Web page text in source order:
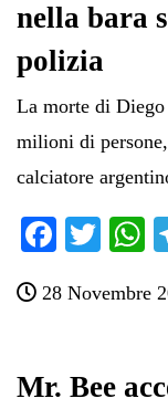
nella bara
polizia
La morte di
milioni di
calciatore
Fa
bo
T
tte ts
28 Novembre
Mr. Bee